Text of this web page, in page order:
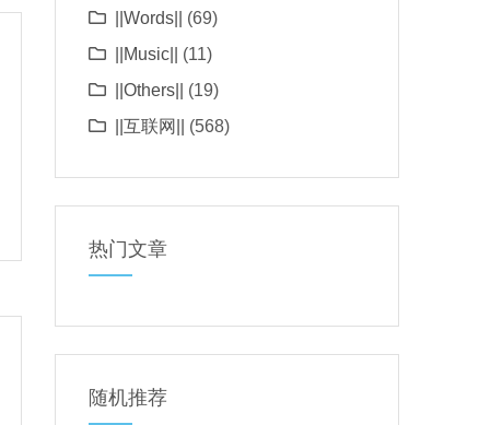
||Words||
(69)
||Music||
(11)
||Others||
(19)
||互联网||
(568)
热门文章
随机推荐